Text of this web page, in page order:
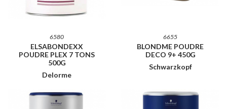
6580
ELSABONDEXX
POUDRE PLEX 7 TONS
500G
Delorme
6655
BLONDME POUDRE
DECO 9+ 450G
Schwarzkopf